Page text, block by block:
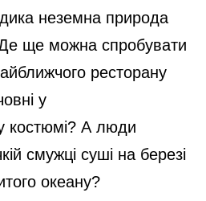
дика неземна природа
ще можна спробувати
ресторану
у
костюмі? А люди
смужці суші на березі
океану?